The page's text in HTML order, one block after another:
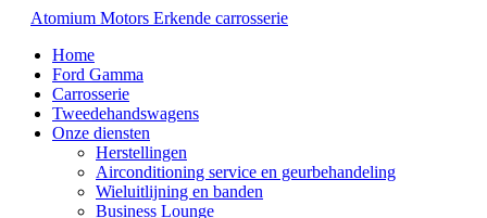
Atomium Motors Erkende carrosserie
Home
Ford Gamma
Carrosserie
Tweedehandswagens
Onze diensten
Herstellingen
Airconditioning service en geurbehandeling
Wieluitlijning en banden
Business Lounge